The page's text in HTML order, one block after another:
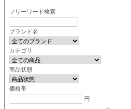
フリーワード検索
ブランド名
カテゴリ
商品状態
価格帯
円